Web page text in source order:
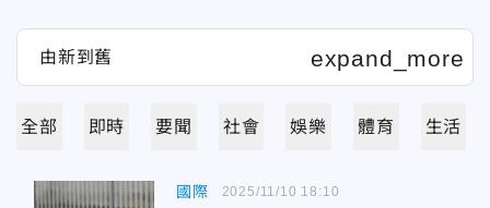
全部 即時 要聞 社會 娛樂 體育 生活
國際 2025/11/10 18:10